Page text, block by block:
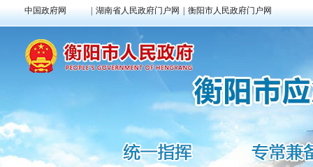
中国政府网 湖南省人民政府门户网 衡阳市人民政府门户网